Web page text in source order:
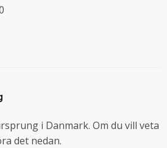
i Danmark. Om du vill veta
det nedan.